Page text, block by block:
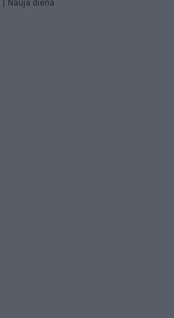
| Nauja diena